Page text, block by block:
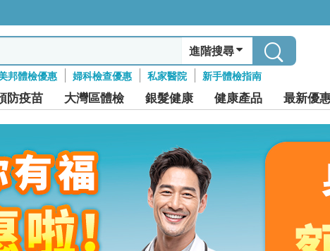
進階搜尋
邦體檢優惠 婦科檢查優惠 私家醫院 新手體檢指南
防疫苗 大灣區體檢 銀髮健康 健康產品 最新優